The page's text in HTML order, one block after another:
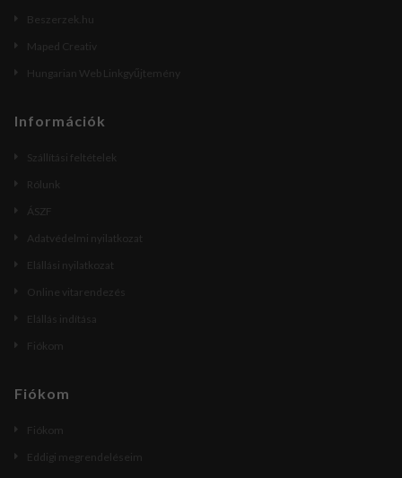
Beszerzek.hu
Maped Creativ
Hungarian Web Linkgyűjtemény
Információk
Szállítási feltételek
Rólunk
ÁSZF
Adatvédelmi nyilatkozat
Elállási nyilatkozat
Online vitarendezés
Elállás indítása
Fiókom
Fiókom
Fiókom
Eddigi megrendeléseim